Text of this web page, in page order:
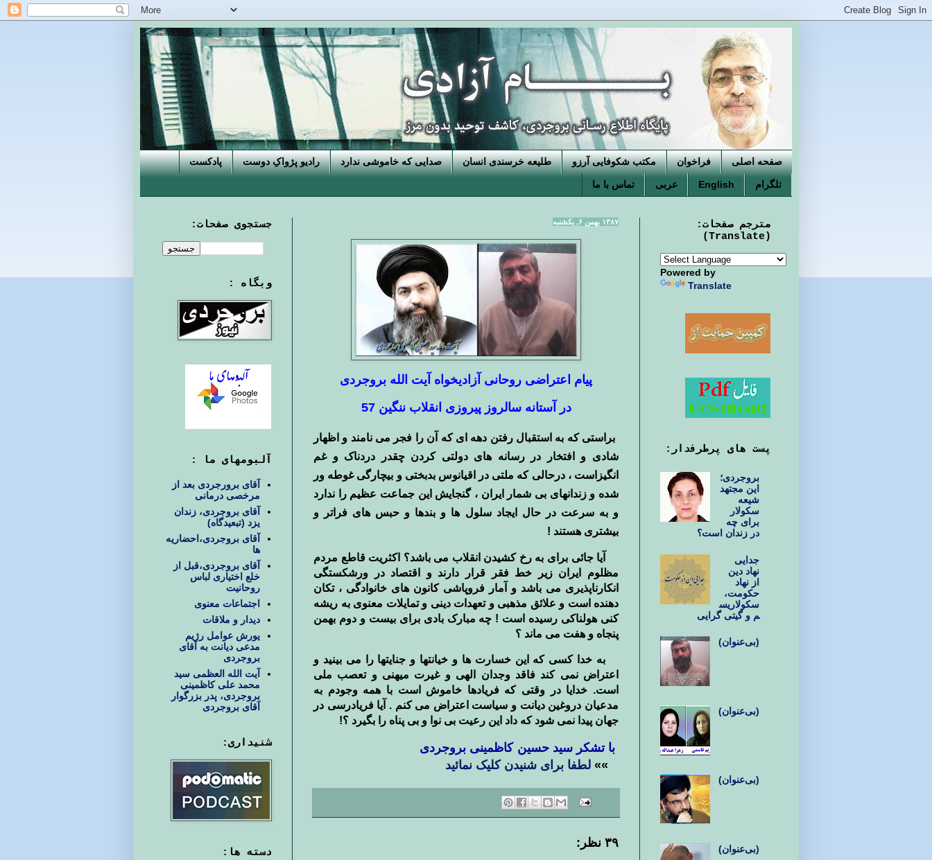
صفحه اصلی فراخوان مکتب شکوفایی آرزو طلیعه خرسندی انسان صدایی که خاموشی ندارد رادیو پژواکِ دوست پادکست
تلگرام English عربی تماس با ما
۱۳۸۷ بهمن ۶, یکشنبه
پیام اعتراضی روحانی آزادیخواه آیت الله بروجردی
در آستانه سالروز پیروزی انقلاب ننگین 57
براستی که به استقبال رفتن دهه ای که آن را فجر می نامند و اظهار
شادی و افتخار در رسانه های دولتی کردن چقدر دردناک و غم
انگیزاست ، درحالی که ملتی در اقیانوس بدبختی و بیچارگی غوطه ور
شده و زندانهای بی شمار ایران ، گنجایش این جماعت عظیم را ندارد
و به سرعت در حال ایجاد سلول ها و بندها و حبس های فراتر و
بیشتری هستند !
آیا جائی برای به رخ کشیدن انقلاب می باشد؟ اکثریت قاطع مردم
مظلوم ایران زیر خط فقر قرار دارند و اقتصاد در ورشکستگی
انکارناپذیری می باشد و آمار فروپاشی کانون های خانوادگی ، تکان
دهنده است و علائق مذهبی و تعهدات دینی و تمایلات معنوی به ریشه
کنی هولناکی رسیده است ! چه مبارک بادی برای بیست و دوم بهمن
پنجاه و هفت می ماند ؟
به خدا کسی که این خسارت ها و خیانتها و جنایتها را می بینید و
اعتراض نمی کند فاقد وجدان الهی و غیرت میهنی و تعصب ملی
است. خدایا در وقتی که فریادها خاموش است با همه وجودم به
مدعیان دروغین دیانت و سیاست اعتراض می کنم . آیا فریادرسی در
جهان پیدا نمی شود که داد این رعیت بی نوا و بی پناه را بگیرد ؟!
با تشکر سید حسین کاظمینی بروجردی
»» لطفا برای شنیدن کلیک نمائید
۳۹ نظر:
جستجوی صفحات:
وبگاه :
آلبومهای ما :
آقای برورجردی بعد از
مرخصی درمانی
آقای بروجردی، زندان
یزد (تبعیدگاه)
آقای بروجردی،احضاریه
ها
آقای بروجردی،قبل از
خلع اختیاری لباس
روحانیت
اجتماعات معنوی
دیدار و ملاقات
یورش عوامل رژیم
مدعی دیانت به آقای
بروجردی
آیت الله العظمی سید
محمد علی کاظمینی
بروجردی، پدر بزرگوار
آقای بروجردی
شنیداری:
دسته ها:
مترجم صفحات:
(Translate)
Powered by
Translate
پست های پرطرفدار:
بروجردی؛
این مجتهد
شیعه
سکولار
برای چه
در زندان است؟
جدایی
نهاد دین
از نهاد
حکومت،
سکولاریس
م و گیتی گرایی
(بی‌عنوان)
(بی‌عنوان)
(بی‌عنوان)
(بی‌عنوان)